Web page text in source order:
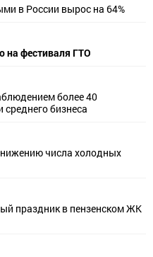
в России вырос на 64%
на фестиваля ГТО
более 40
среднего бизнеса
числа холодных
праздник в пензенском ЖК